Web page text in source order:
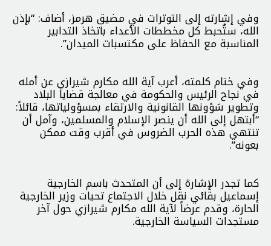
وفي إشارته إلى التوترات في مضيق هرمز، أضاف: “بإذن
الله، ستُحبط كل مخططات الأعداء باتخاذ التدابير
المناسبة مع الحفاظ على مكتسبات الميدان”.
وفي ختام كلمته، أعرب آية الله مكارم شيرازي عن أمله
في نجاح الرئيس والحكومة في معالجة قضايا البلاد
وتطوير شؤونها القانونية والارتقاء بمسؤولياتها، قائلاً:
“أبتهل إلى الله أن ينصر الإسلام والمسلمين، وآمل أن
تنتهي هذه الحرب الضروس في أقرب وقت ممكن
بعونه”.
كما تجدر الإشارة إلى أن المتحدث باسم الخارجية
إسماعيل بقائي نقل خلال الاجتماع تحيات وزير الخارجية
الحارة، وقدم عرضاً لآية الله مكارم شيرازي حول آخر
مستجدات السياسة الخارجية.